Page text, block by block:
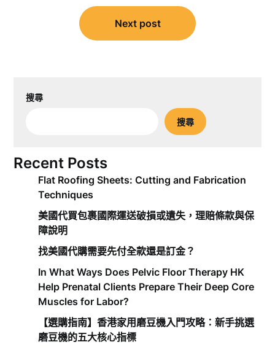
Next post
搜尋
搜尋
Recent Posts
Flat Roofing Sheets: Cutting and Fabrication
Techniques
美國代買包裹國際運送破損或遺失，理賠條款與保
障說明
找美國代購需要先付全款還是訂金？
In What Ways Does Pelvic Floor Therapy HK
Help Prenatal Clients Prepare Their Deep Core
Muscles for Labor?
【選購指南】香港家用磨豆機入門攻略：新手挑選
磨豆機的五大核心指標